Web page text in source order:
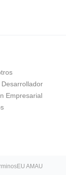
Empresarial
EU AMAU